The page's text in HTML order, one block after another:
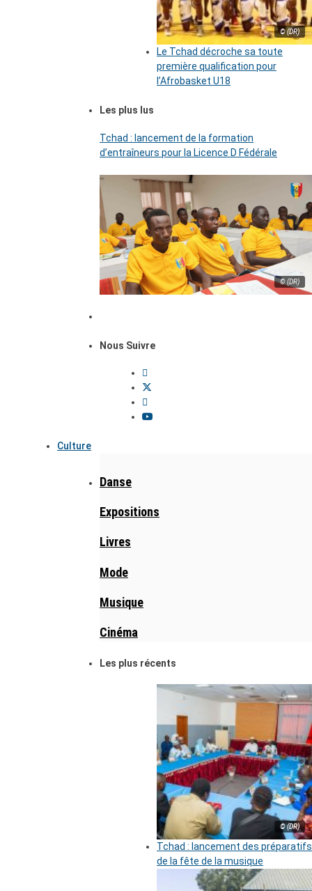
© (DR)
Le Tchad décroche sa toute
première qualification pour
l’Afrobasket U18
Les plus lus
Tchad : lancement de la formation
d’entraîneurs pour la Licence D Fédérale
© (DR)
Nous Suivre
Culture
Danse
Expositions
Livres
Mode
Musique
Cinéma
Les plus récents
© (DR)
Tchad : lancement des préparatifs
de la fête de la musique